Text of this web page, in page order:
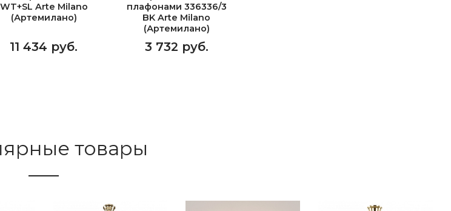
WT+SL Arte Milano
(Артемилано)
11 434 руб.
плафонами 336336/3
BK Arte Milano
(Артемилано)
3 732 руб.
товары